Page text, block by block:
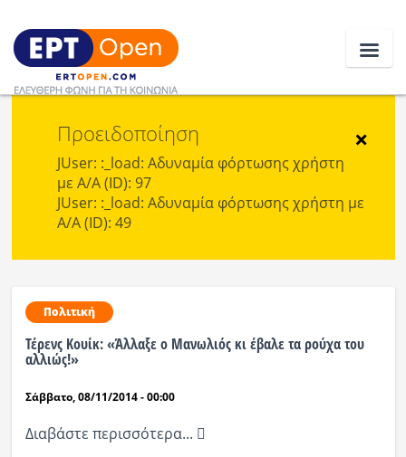
Ειδήσεις
Ελλάδα
Κοινωνία
Οικονομία
Αθλητικά
Ραδιόφωνο
×
Προειδοποίηση
JUser: :_load: Αδυναμία φόρτωσης χρήστη
με Α/Α (ID): 97
JUser: :_load: Αδυναμία φόρτωσης χρήστη με
Α/Α (ID): 49
Πολιτική
Τέρενς Κουίκ: «Άλλαξε ο Μανωλιός κι έβαλε τα ρούχα του
αλλιώς!»
Σάββατο, 08/11/2014 - 00:00
Διαβάστε περισσότερα...